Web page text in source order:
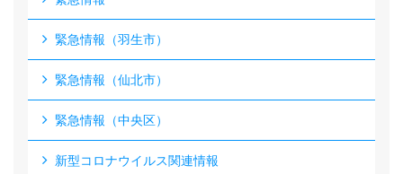
緊急情報（羽生市）
緊急情報（仙北市）
緊急情報（中央区）
新型コロナウイルス関連情報